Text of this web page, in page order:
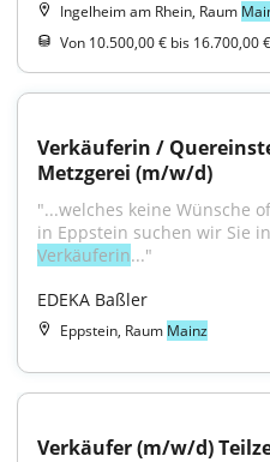
Ingelheim am Rhein, Raum
Von 10.500,00 € bis 16.700,00 €
Verkäuferin /
Metzgerei (m/w/d)
"...welches keine Wünsche
Verkäuferin..."
EDEKA Baßler
Eppstein, Raum Mainz
Verkäufer (m/w/d)